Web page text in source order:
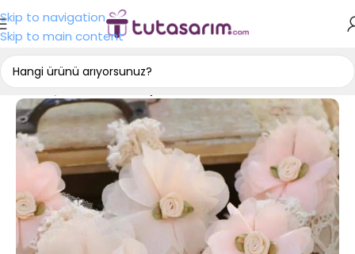
Skip to navigation
Skip to main content
Ana Sayfa Bebek Hediyelikleri